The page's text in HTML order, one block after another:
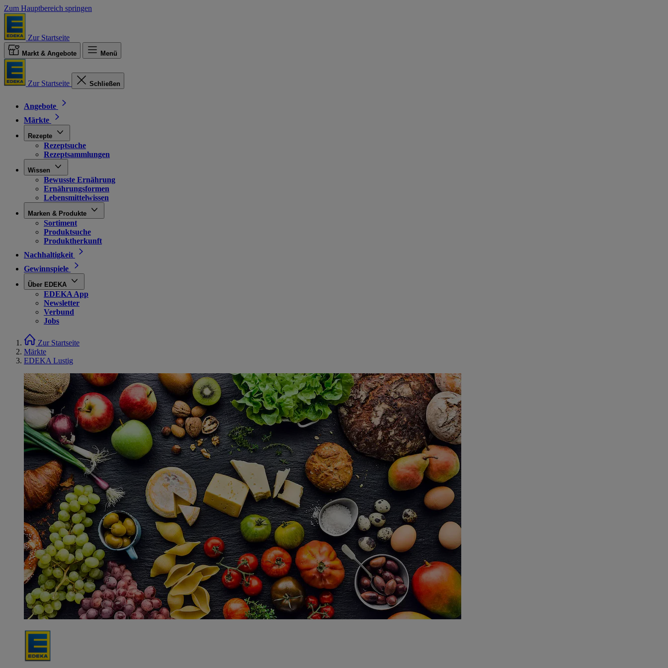
Zum Hauptbereich springen
Zur Startseite
Markt & Angebote Menü
Zur Startseite Schließen
Angebote
Märkte
Rezepte
Rezeptsuche
Rezeptsammlungen
Wissen
Bewusste Ernährung
Ernährungsformen
Lebensmittelwissen
Marken & Produkte
Sortiment
Produktsuche
Produktherkunft
Nachhaltigkeit
Gewinnspiele
Über EDEKA
EDEKA App
Newsletter
Verbund
Jobs
Zur Startseite
Märkte
EDEKA Lustig